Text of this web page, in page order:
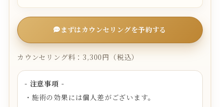
まずはカウンセリングを予約する
カウンセリング料：3,300円（税込）
- 注意事項 -
・施術の効果には個人差がございます。